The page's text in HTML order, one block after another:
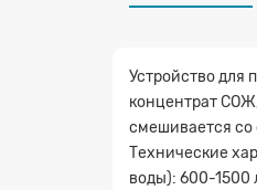
Устройство для
концентрат
смешивается со
Технические
воды): 600-1500